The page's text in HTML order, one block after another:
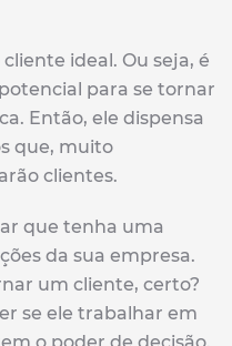
ideal. Ou seja, é
para se tornar
Então, ele dispensa
que, muito
clientes.
que tenha uma
da sua empresa.
um cliente, certo?
se ele trabalhar em